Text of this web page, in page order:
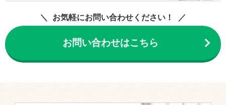
お気軽にお問い合わせください！
お問い合わせはこちら